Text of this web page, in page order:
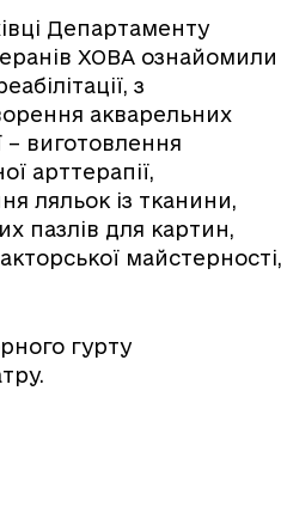
Департаменту
ХОВА ознайомили
з
акварельних
– виготовлення
арттерапії,
ляльок із тканини,
пазлів для картин,
майстерності,
гурту